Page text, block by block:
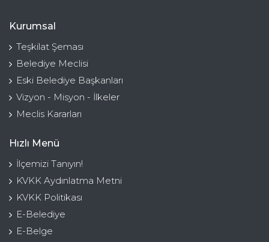
Kurumsal
Teşkilat Şeması
Belediye Meclisi
Eski Belediye Başkanları
Vizyon - Misyon - İlkeler
Meclis Kararları
Hızlı Menü
İlçemizi Tanıyın!
KVKK Aydınlatma Metni
KVKK Politikası
E-Belediye
E-Belge